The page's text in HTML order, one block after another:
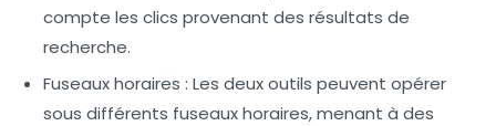
compte les clics provenant des résultats de
recherche.
Fuseaux horaires : Les deux outils peuvent opérer
sous différents fuseaux horaires, menant à des